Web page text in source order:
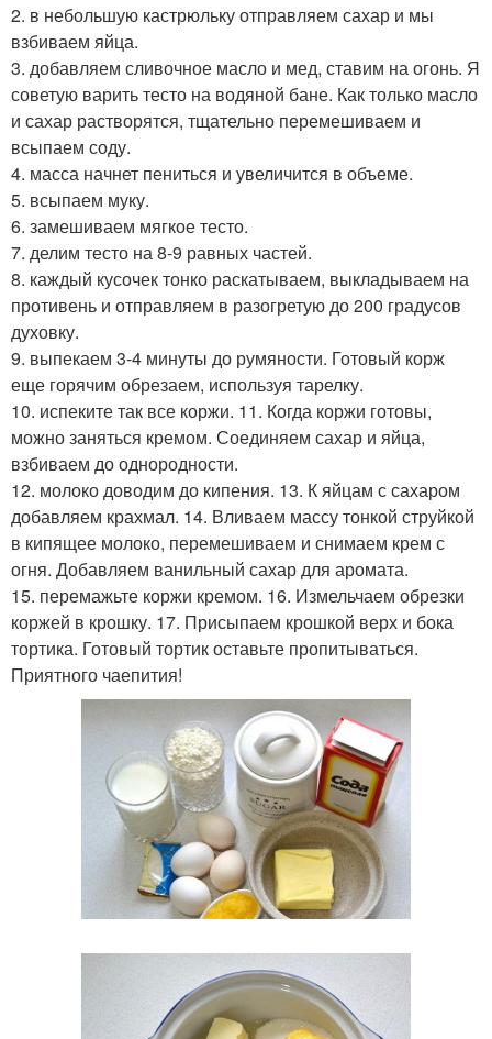
2. в небольшую кастрюльку отправляем сахар и мы
взбиваем яйца.
3. добавляем сливочное масло и мед, ставим на огонь. Я
советую варить тесто на водяной бане. Как только масло
и сахар растворятся, тщательно перемешиваем и
всыпаем соду.
4. масса начнет пениться и увеличится в объеме.
5. всыпаем муку.
6. замешиваем мягкое тесто.
7. делим тесто на 8-9 равных частей.
8. каждый кусочек тонко раскатываем, выкладываем на
противень и отправляем в разогретую до 200 градусов
духовку.
9. выпекаем 3-4 минуты до румяности. Готовый корж
еще горячим обрезаем, используя тарелку.
10. испеките так все коржи. 11. Когда коржи готовы,
можно заняться кремом. Соединяем сахар и яйца,
взбиваем до однородности.
12. молоко доводим до кипения. 13. К яйцам с сахаром
добавляем крахмал. 14. Вливаем массу тонкой струйкой
в кипящее молоко, перемешиваем и снимаем крем с
огня. Добавляем ванильный сахар для аромата.
15. перемажьте коржи кремом. 16. Измельчаем обрезки
коржей в крошку. 17. Присыпаем крошкой верх и бока
тортика. Готовый тортик оставьте пропитываться.
Приятного чаепития!